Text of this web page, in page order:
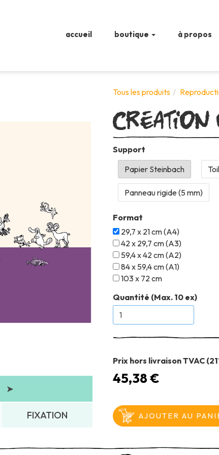
accueil boutique à propos
➤
FIXATION
Tous les produits
Support
Format
29,7 x 21 cm (A4)
42 x 29,7 cm (A3)
59,4 x 42 cm (A2)
84 x 59,4 cm (A1)
103 x 72 cm
Quantité (Max. 10 ex)
Prix hors livraison TVAC
45,38 €